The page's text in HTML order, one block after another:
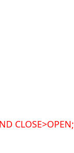
CLOSE>OPEN;